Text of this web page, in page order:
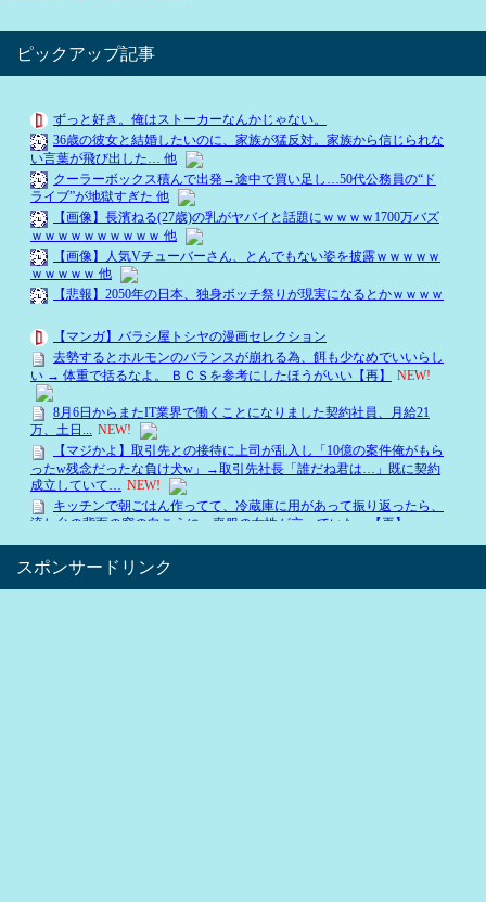
ピックアップ記事
スポンサードリンク